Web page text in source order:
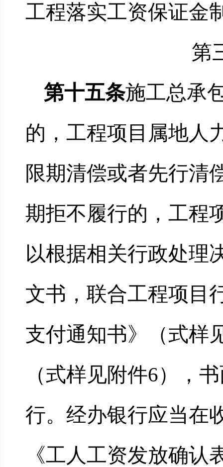
工程落实工资保证金
第
第十五条施工总承
的，工程项目属地人
限期清偿或者先行清
期拒不履行的，工程
以根据相关行政处理
文书，联合工程项目
支付通知书》（式样
（式样见附件6），
行。经办银行应当在
《工人工资发放确